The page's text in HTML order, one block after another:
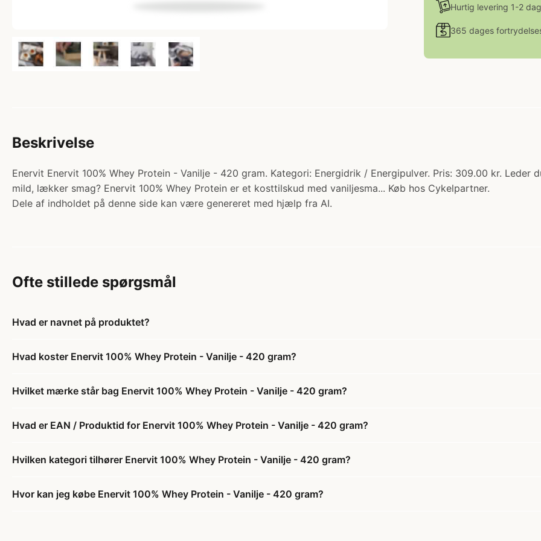
Hurtig levering 1-2
365 dages
Beskrivelse
Enervit Enervit 100% Whey Protein - Vanilje - 420 gram. Kategori: Energidrik / Energipulver. Pris: 309.00 kr.
mild, lækker smag? Enervit 100% Whey Protein er et kosttilskud med vaniljesma... Køb hos Cykelpartner.
Dele af indholdet på denne side kan være genereret med hjælp fra AI.
Ofte stillede spørgsmål
Hvad er navnet på produktet?
Hvad koster Enervit 100% Whey Protein - Vanilje - 420 gram?
Hvilket mærke står bag Enervit 100% Whey Protein - Vanilje - 420 gram?
Hvad er EAN / Produktid for Enervit 100% Whey Protein - Vanilje - 420 gram?
Hvilken kategori tilhører Enervit 100% Whey Protein - Vanilje - 420 gram?
Hvor kan jeg købe Enervit 100% Whey Protein - Vanilje - 420 gram?